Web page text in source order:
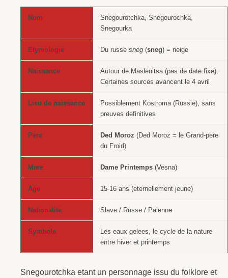
Nom
Snegourotchka, Snegourochka,
Snegourka
Etymologie Du russe sneg (sneg) = neige
Naissance
Autour de Maslenitsa (pas de date fixe).
Certaines sources avancent le 4 avril
Lieu de naissance
Possiblement Kostroma (Russie), sans
preuves definitives
Pere Ded Moroz (Ded Moroz = le Grand-pere
du Froid)
Mere Dame Printemps (Vesna)
Age 15-16 ans (eternellement jeune)
Nationalite Slave / Russe / Paienne
Symbole
Les eaux gelees, le cycle de la nature
entre hiver et printemps
Snegourotchka etant un personnage issu du folklore et